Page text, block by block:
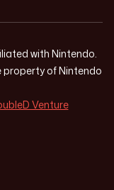
with Nintendo.
property of Nintendo
Venture